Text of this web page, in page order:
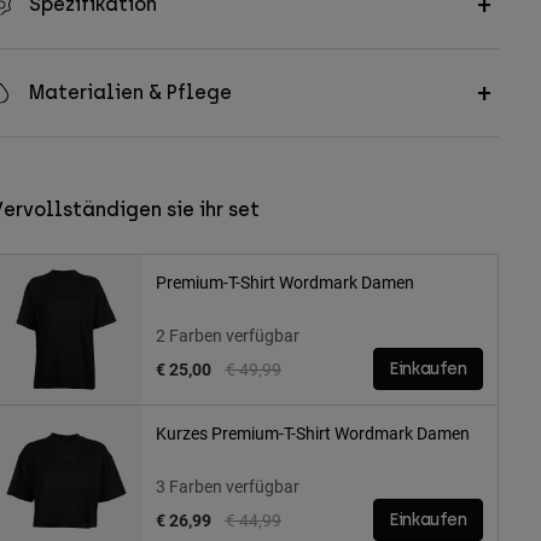
Materialien & Pflege
sie ihr set
Premium-T-Shirt Wordmark Damen
2 Farben verfügbar
Price reduced from
€ 49,99to
€ 25,00 Einkaufen
Kurzes Premium-T-Shirt Wordmark Damen
3 Farben verfügbar
Price reduced from
€ 44,99to
€ 26,99 Einkaufen